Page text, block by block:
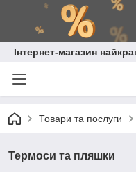
Інтернет-магазин
Товари та послуги
Термоси та пляшки